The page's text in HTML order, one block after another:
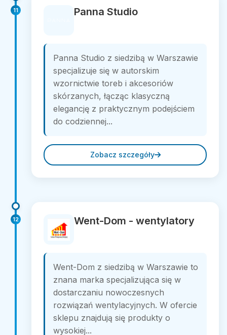
11 Panna Studio
Panna Studio z siedzibą w Warszawie
specjalizuje się w autorskim
wzornictwie toreb i akcesoriów
skórzanych, łącząc klasyczną
elegancję z praktycznym podejściem
do codziennej...
Zobacz szczegóły
12 Went-Dom - wentylatory
Went-Dom z siedzibą w Warszawie to
znana marka specjalizująca się w
dostarczaniu nowoczesnych
rozwiązań wentylacyjnych. W ofercie
sklepu znajdują się produkty o
wysokiej...